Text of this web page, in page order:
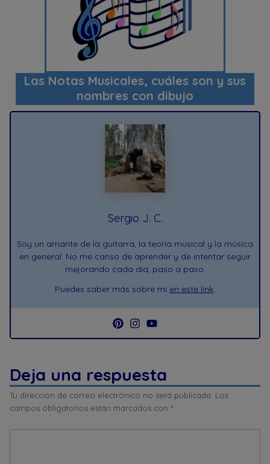
Las Notas Musicales, cuáles son y sus
nombres con dibujo
Sergio J. C.
Soy un amante de la guitarra, la teoría musical y la música
en general. No me canso de aprender y de intentar seguir
mejorando cada día, paso a paso.
Puedes saber más sobre mi en este link.
Deja una respuesta
Tu dirección de correo electrónico no será publicada. Los
campos obligatorios están marcados con *